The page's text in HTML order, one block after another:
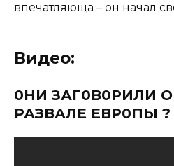
впечатляюща – он начал
Видео:
0НИ ЗАГ0В0РИЛИ
РАЗВАЛЕ ЕВР0ПЫ ?